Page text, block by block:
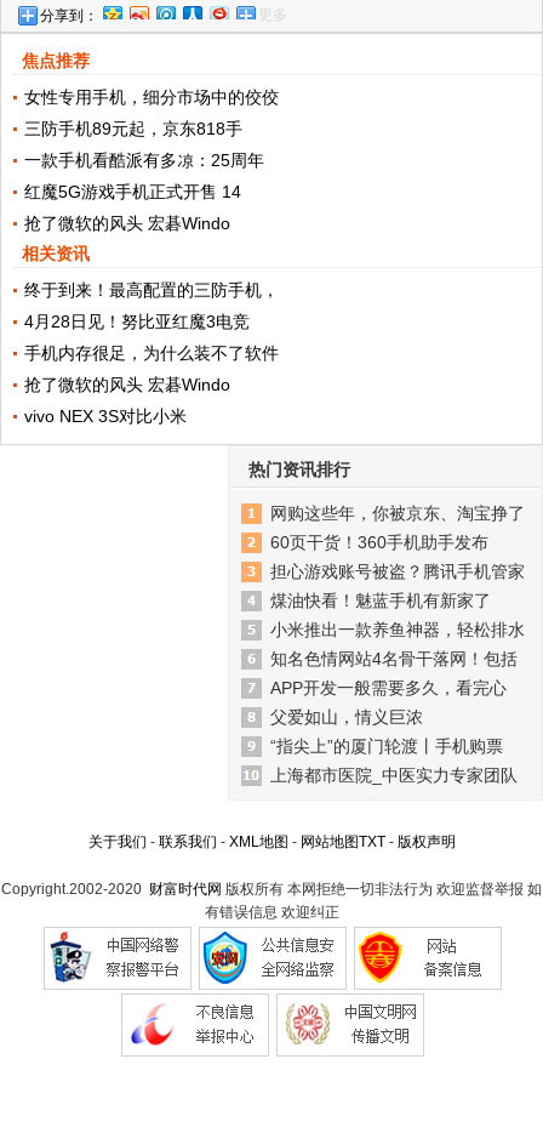
分享到： 更多
焦点推荐
女性专用手机，细分市场中的佼佼
三防手机89元起，京东818手
一款手机看酷派有多凉：25周年
红魔5G游戏手机正式开售 14
抢了微软的风头 宏碁Windo
相关资讯
终于到来！最高配置的三防手机，
4月28日见！努比亚红魔3电竞
手机内存很足，为什么装不了软件
抢了微软的风头 宏碁Windo
vivo NEX 3S对比小米
热门资讯排行
网购这些年，你被京东、淘宝挣了
60页干货！360手机助手发布
担心游戏账号被盗？腾讯手机管家
煤油快看！魅蓝手机有新家了
小米推出一款养鱼神器，轻松排水
知名色情网站4名骨干落网！包括
APP开发一般需要多久，看完心
父爱如山，情义巨浓
“指尖上”的厦门轮渡丨手机购票
上海都市医院_中医实力专家团队
关于我们 - 联系我们 - XML地图 - 网站地图TXT- 版权声明
Copyright.2002-2020 财富时代网 版权所有 本网拒绝一切非法行为 欢迎监督举报 如
有错误信息 欢迎纠正